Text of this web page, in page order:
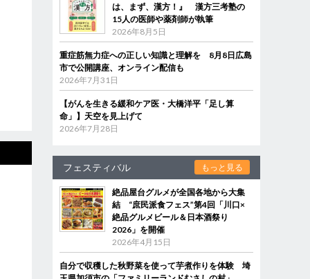
は、まず、漢方！』 漢方三考塾の
15人の医師や薬剤師が執筆
2026年8月5日
重症筋無力症への正しい知識と理解を 8月8日広島
市で公開講座、オンライン配信も
2026年7月31日
【がんを生きる緩和ケア医・大橋洋平「足し算
命」】天空を見上げて
2026年7月28日
フェスティバル もっと見る
絶品屋台グルメが全国各地から大集
結 “庶民派食フェス”第4回「川口×
絶品グルメビール＆日本酒祭り
2026」を開催
2026年4月15日
自分で収穫した秋野菜を使って芋煮作りを体験 埼